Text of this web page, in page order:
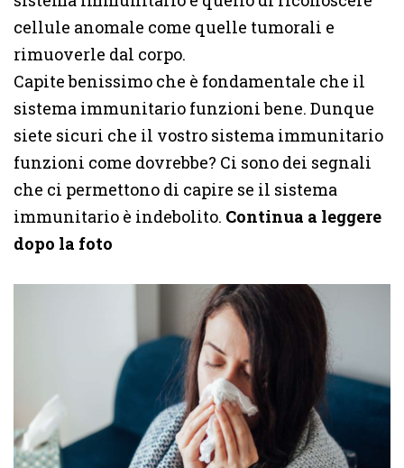
cellule anomale come quelle tumorali e
rimuoverle dal corpo.
Capite benissimo che è fondamentale che il
sistema immunitario funzioni bene. Dunque
siete sicuri che il vostro sistema immunitario
funzioni come dovrebbe? Ci sono dei segnali
che ci permettono di capire se il sistema
immunitario è indebolito. Continua a leggere
dopo la foto